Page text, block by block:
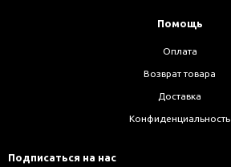
Помощь
Оплата
Возврат товара
Доставка
Конфиденциальность
Подписаться на нас